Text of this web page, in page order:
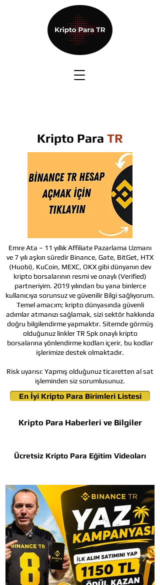
Ücretsiz Kripto Para Eğitim Videoları
Kripto Para Haberleri ve Bilgiler
En İyi Kripto Para Birimleri Listesi
Kripto Para TR
Emre Ata – 11 yıllık Affiliate Pazarlama Uzmanı
ve 7 yılı aşkın süredir Binance, Gate, BitGet, HTX
(Huobi), KuCoin, MEXC, OKX gibi dünyanın dev
kripto borsalarının resmi ve onaylı (Verified)
partneriyim. 2019 yılından bu yana binlerce
kullanıcıya sorunsuz ve güvenilir Bilgi sağlıyorum.
Temel amacım; kripto dünyasında güvenli
adımlar atmanızı sağlamak, sizi sektör hakkında
doğru bilgilendirme yapmaktır. Sitemde görmüş
olduğunuz linkler TR Spk onaylı kripto
borsalarına yönlendirme kodları içerir, bu kodlar
işlerimize destek olmaktadır.
Risk uyarısı: Yapmış olduğunuz ticaretten al sat
işleminden siz sorumlusunuz.